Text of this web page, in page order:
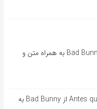
آهنگ اسپانیایی Andrea از Bad Bunny به همراه متن و
آهنگ اسپانیایی Antes que se acabe از Bad Bunny به